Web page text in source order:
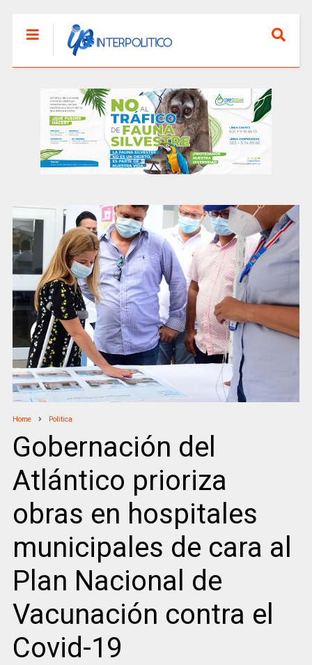
Home Politica
Gobernación del
Atlántico prioriza
obras en hospitales
municipales de cara al
Plan Nacional de
Vacunación contra el
Covid-19